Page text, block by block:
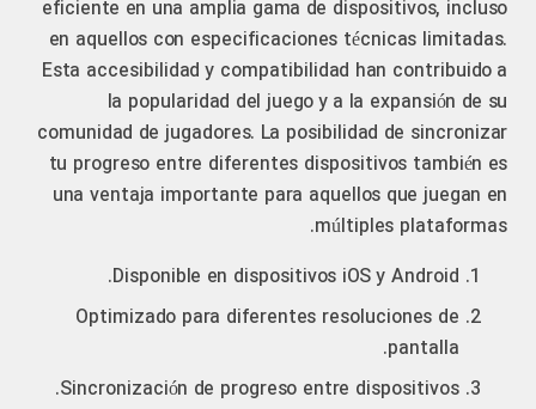
eficiente en una amplia gama de dispositivos, incluso
en aquellos con especificaciones técnicas limitadas.
Esta accesibilidad y compatibilidad han contribuido a
la popularidad del juego y a la expansión de su
comunidad de jugadores. La posibilidad de sincronizar
tu progreso entre diferentes dispositivos también es
una ventaja importante para aquellos que juegan en
múltiples plataformas.
Disponible en dispositivos iOS y Android.
Optimizado para diferentes resoluciones de
pantalla.
Sincronización de progreso entre dispositivos.